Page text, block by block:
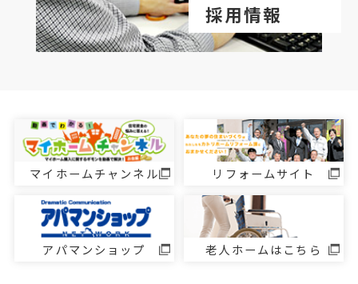
採用情報
マイホームチャンネル リフォームサイト
アパマンショップ 老人ホームはこちら